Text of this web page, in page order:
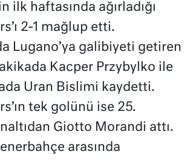
ilk haftasında ağırladığı
2-1 mağlup etti.
Lugano’ya galibiyeti getiren
Kacper Przybylko ile
Uran Bislimi kaydetti.
tek golünü ise 25.
Giotto Morandi attı.
arasında